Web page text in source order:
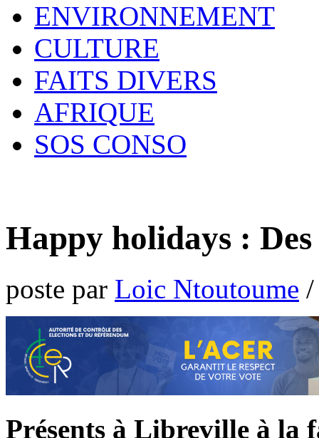
ENVIRONNEMENT
CULTURE
FAITS DIVERS
AFRIQUE
SOS CONSO
Happy holidays :
poste par Loic Ntoutoume
Présents à Libreville à la